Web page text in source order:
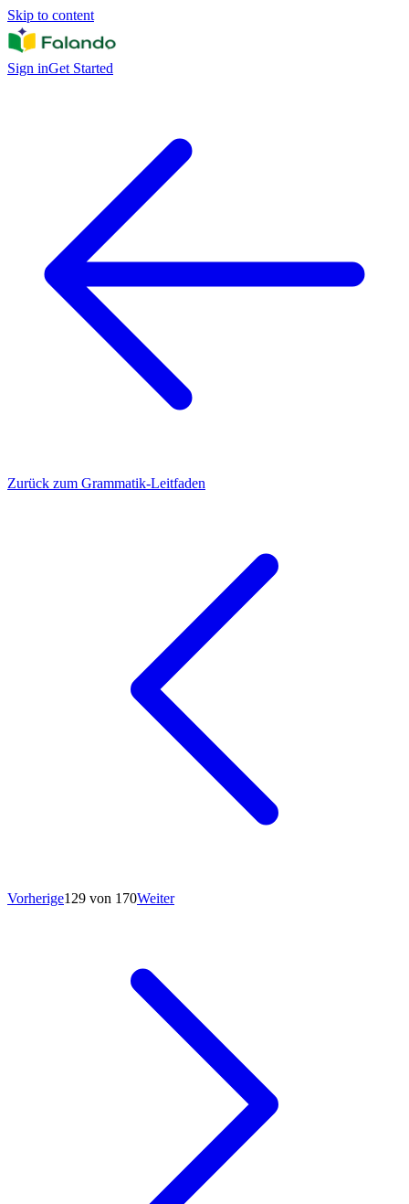
Skip to content
Sign inGet Started
Zurück zum Grammatik-Leitfaden
Vorherige129 von 170Weiter